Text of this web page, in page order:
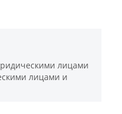
лицами
лицами и